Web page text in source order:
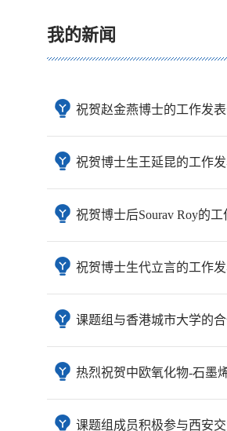
我的新闻
祝贺赵金燕博士的工作发表
祝贺博士生王延昆的工作发
祝贺博士后Sourav Roy的
祝贺博士生代立言的工作
课题组与香港城市大学的
热烈祝贺中欧氧化物-石墨
课题组成员积极参与西安